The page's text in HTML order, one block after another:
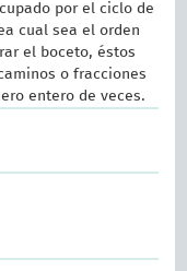
por el ciclo de
cual sea el orden
el boceto, éstos
o fracciones
entero de veces.